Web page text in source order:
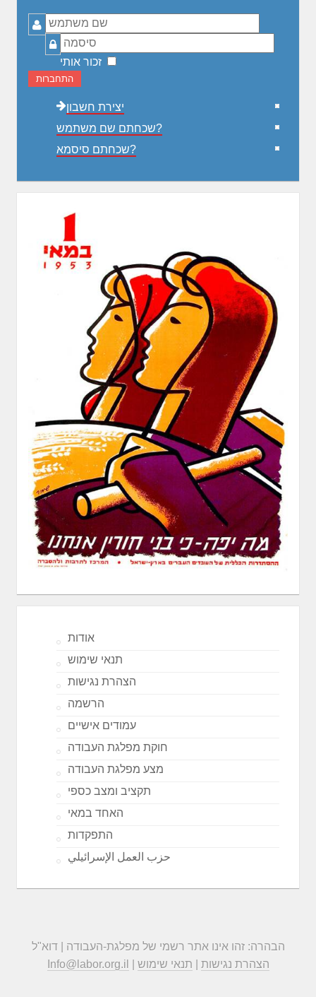
שם
משתמש
סיסמה
זכור אותי
התחברות
יצירת חשבון
שכחתם שם משתמש?
שכחתם סיסמא?
אודות
תנאי שימוש
הצהרת נגישות
הרשמה
עמודים אישיים
חוקת מפלגת העבודה
מצע מפלגת העבודה
תקציב ומצב כספי
האחד במאי
התפקדות
حزب العمل الإسرائيلي
הבהרה: זהו אינו אתר רשמי של מפלגת-העבודה | דוא"ל
Info@labor.org.il
הצהרת נגישות תנאי שימוש